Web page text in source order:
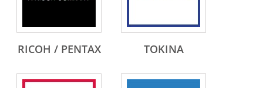
RICOH / PENTAX TOKINA